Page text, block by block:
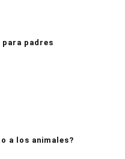
para padres
a los animales?